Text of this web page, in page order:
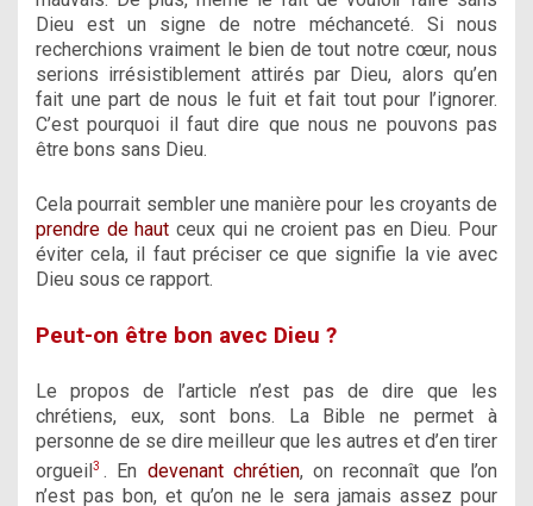
Dieu est un signe de notre méchanceté. Si nous
recherchions vraiment le bien de tout notre cœur, nous
serions irrésistiblement attirés par Dieu, alors qu’en
fait une part de nous le fuit et fait tout pour l’ignorer.
C’est pourquoi il faut dire que nous ne pouvons pas
être bons sans Dieu.
Cela pourrait sembler une manière pour les croyants de
prendre de haut ceux qui ne croient pas en Dieu. Pour
éviter cela, il faut préciser ce que signifie la vie avec
Dieu sous ce rapport.
Peut-on être bon avec Dieu ?
Le propos de l’article n’est pas de dire que les
chrétiens, eux, sont bons. La Bible ne permet à
personne de se dire meilleur que les autres et d’en tirer
orgueil 3 . En devenant chrétien, on reconnaît que l’on
n’est pas bon, et qu’on ne le sera jamais assez pour